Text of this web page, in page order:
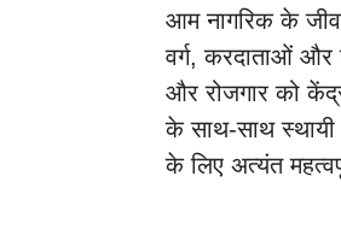
आम नागरिक के
वर्ग, करदाताओं और
और रोजगार को
के साथ-साथ स्थायी
के लिए अत्यंत